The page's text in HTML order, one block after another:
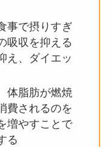
で摂りすぎ
吸収を抑える
え、ダイエッ
脂肪が燃焼
費されるのを
増やすことで
る